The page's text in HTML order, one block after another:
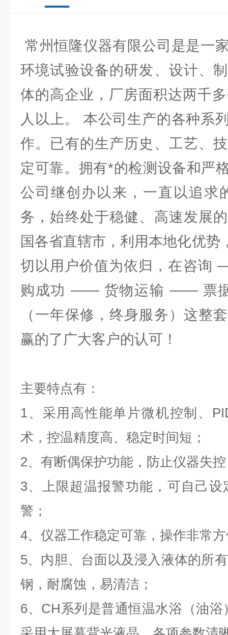
常州恒隆仪器有限公司是是一
环境试验设备的研发、设计、
体的高企业，厂房面积达两千
人以上。 本公司生产的各种系
作。已有的生产历史、工艺、
定可靠。拥有*的检测设备和严
公司继创办以来，一直以追求
务，始终处于稳健、高速发展
国各省直辖市，利用本地化优势
切以用户价值为依归，在咨
购成功 —— 货物运输 —— 票
（一年保修，终身服务）这整
赢的了广大客户的认可！
主要特点有：
1、采用高性能单片微机控制、
术，控温精度高、稳定时间短；
2、有断偶保护功能，防止仪器失
3、上限超温报警功能，可自己
警；
4、仪器工作稳定可靠，操作非常
5、内胆、台面以及浸入液体的所
钢，耐腐蚀，易清洁；
6、 CH系列是普通恒温水浴（油